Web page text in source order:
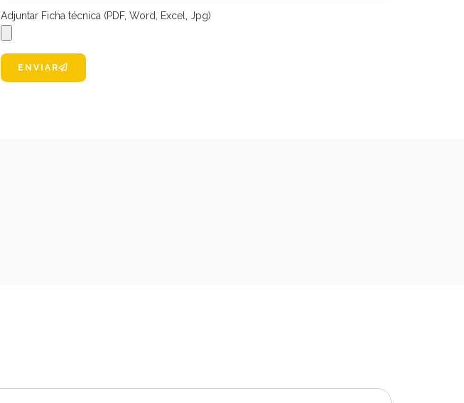
Adjuntar Ficha técnica (PDF, Word, Excel, Jpg)
ENVIAR